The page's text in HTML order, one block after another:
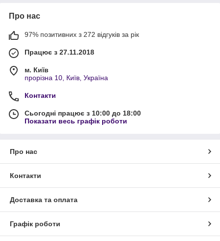
Про нас
97% позитивних з 272 відгуків за рік
Працює з 27.11.2018
м. Київ
прорізна 10, Київ, Україна
Контакти
Сьогодні працює з 10:00 до 18:00
Показати весь графік роботи
Про нас
Контакти
Доставка та оплата
Графік роботи